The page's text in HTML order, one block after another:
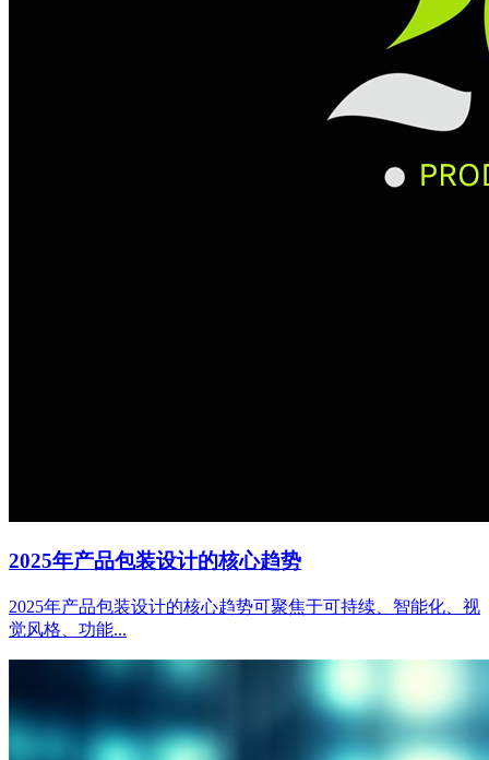
2025年产品包装设计的核心趋势
2025年产品包装设计的核心趋势可聚焦于可持续、智能化、视
觉风格、功能...